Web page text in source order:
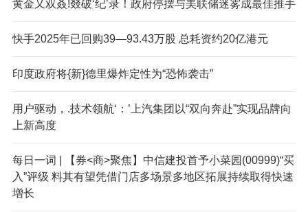
黄金又双叒!叕破‘纪’录！政府停摆与美联储迷雾成最佳推手
快手2025年已回购39—93.43万股 总耗资约20亿港元
印度政府将{新}德里爆炸定性为“恐怖袭击”
用户驱动，.技术领航‘：’上汽集团以“双向奔赴”实现品牌向
上新高度
每日一词 | 【券<商>聚焦】中信建投首予小菜园(00999)“买
入”评级 料其有望凭借门店多场景多地区拓展持续取得快速
增长